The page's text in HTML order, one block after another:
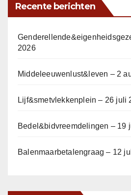
Recente berichten
2026
Middeleeuwenlust&leven – 2
Lijf&smetvlekkenplein – 26 juli
Bedel&bidvreemdelingen – 19
Balenmaarbetalengraag – 12